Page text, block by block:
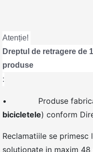
Atenție!
Dreptul de retragere de
produse
:
• Produse
bicicletele) conform
Reclamatiile se primesc
solutionate in maxim